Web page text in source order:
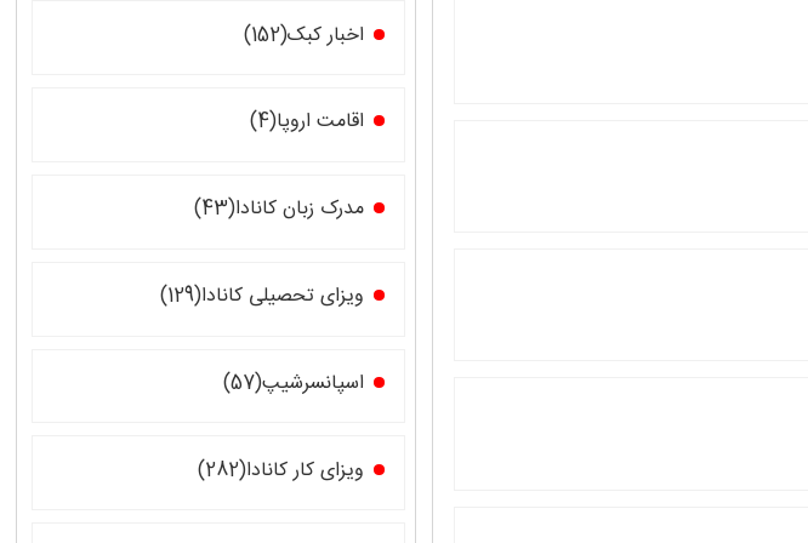
اخبار کبک(152)
اقامت اروپا(4)
مدرک زبان کانادا(43)
ویزای تحصیلی کانادا(129)
اسپانسرشیپ(57)
ویزای کار کانادا(282)